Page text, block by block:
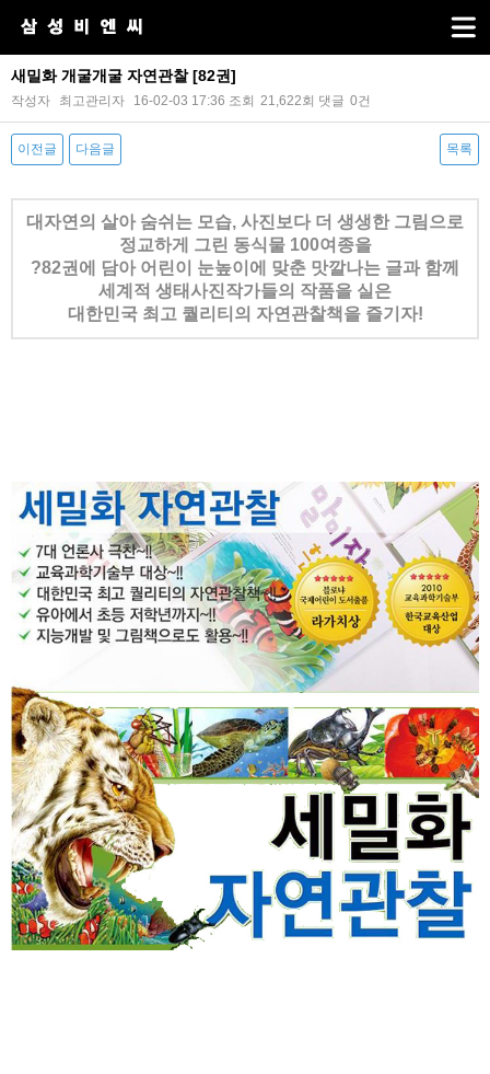
새밀화 개굴개굴 자연관찰 [82권]
작성자 최고관리자 16-02-03 17:36 조회 21,622회 댓글 0건
이전글 다음글 목록
본문
대자연의 살아 숨쉬는 모습, 사진보다 더 생생한 그림으로
정교하게 그린 동식물 100여종을
?82권에 담아 어린이 눈높이에 맞춘 맛깔나는 글과 함께
세계적 생태사진작가들의 작품을 실은
대한민국 최고 퀄리티의 자연 관찰책을 즐기자!